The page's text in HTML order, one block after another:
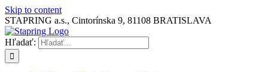
Skip to content
STAPRING a.s., Cintorínska 9, 81108 BRATISLAVA
Hľadať: